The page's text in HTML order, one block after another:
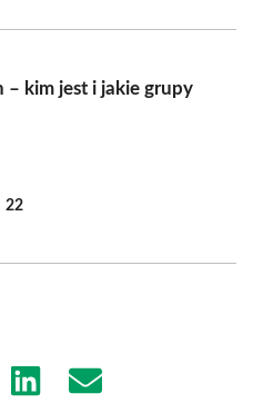
– kim jest i jakie grupy
22
Share
Share